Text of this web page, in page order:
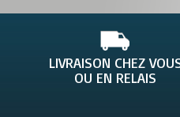
LIVRAISON CHEZ
OU EN RELAIS